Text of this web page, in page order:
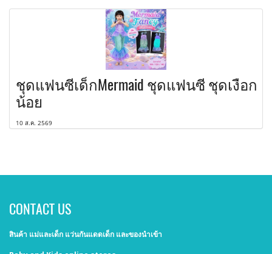
ชุดแฟนซีเด็กMermaid ชุดแฟนซี ชุดเงือก
น้อย
10 ส.ค. 2569
CONTACT US
สินค้า แม่และเด็ก แว่นกันแดดเด็ก และของนำเข้า